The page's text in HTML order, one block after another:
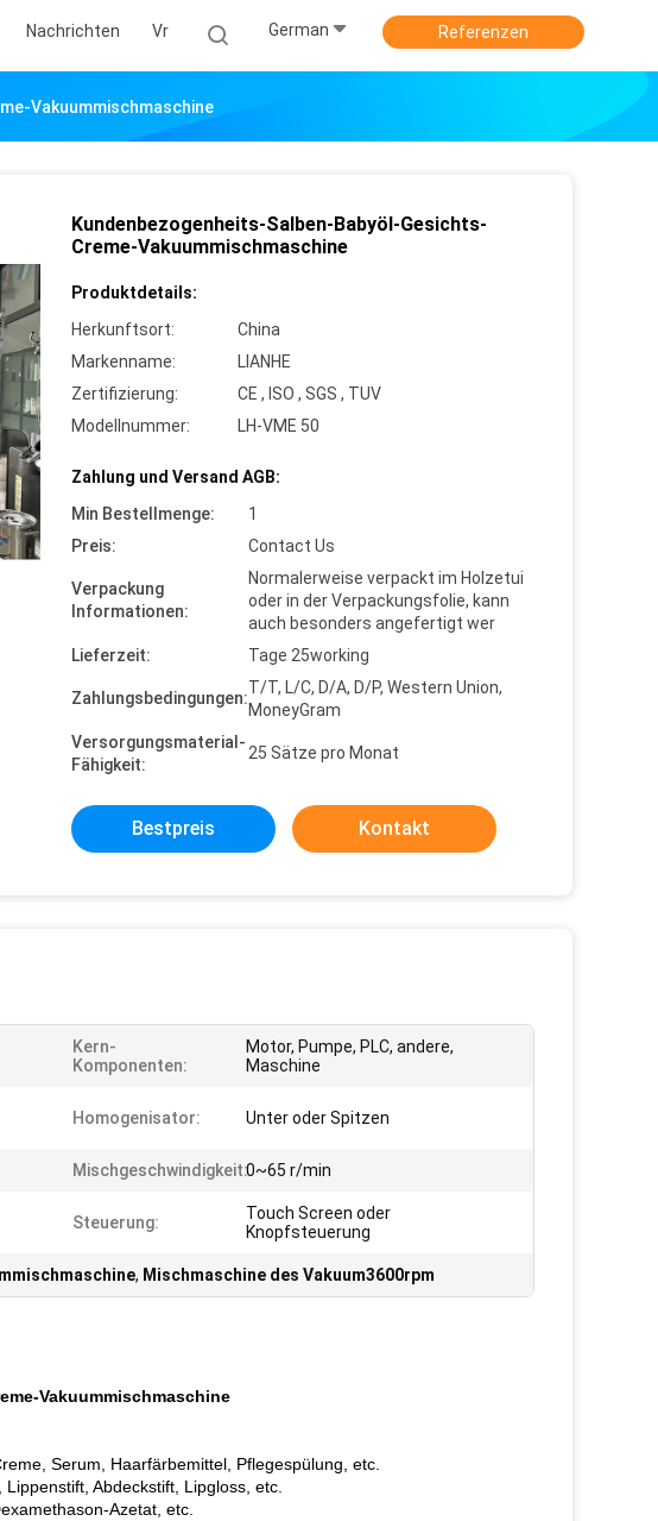
Nachrichten Vr German Referenzen
Vakuummischmaschine
Kundenbezogenheits-Salben-Babyöl-Gesichts-
Creme-Vakuummischmaschine
Produktdetails:
Herkunftsort:
China
Markenname:
LIANHE
Zertifizierung:
CE , ISO , SGS , TUV
Modellnummer:
LH-VME 50
Zahlung und Versand AGB:
Min Bestellmenge:
1
Preis:
Contact Us
Verpackung
Informationen:
Normalerweise verpackt im Holzetui
oder in der Verpackungsfolie, kann
auch besonders angefertigt wer
Lieferzeit:
Tage 25working
Zahlungsbedingungen:
T/T, L/C, D/A, D/P, Western Union,
MoneyGram
Versorgungsmaterial-
Fähigkeit:
25 Sätze pro Monat
Bestpreis Kontakt
Kern-
Komponenten:
Motor, Pumpe, PLC, andere,
Maschine
Homogenisator: Unter oder Spitzen
Mischgeschwindigkeit:0~65 r/min
Steuerung:
Touch Screen oder
Knopfsteuerung
, Mischmaschine des Vakuum3600rpm
Vakuummischmaschine
Serum, Haarfärbemittel, Pflegespülung, etc.
Abdeckstift, Lipgloss, etc.
Azetat, etc.